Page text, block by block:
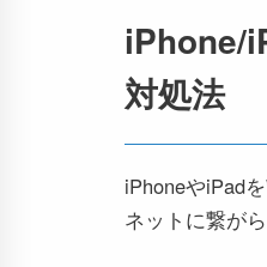
iPhone/
対処法
iPhoneやiPad
ネットに繋が